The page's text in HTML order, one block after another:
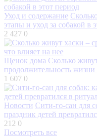
Уход и содержание
этапы и уход за собакой в
2 427 0
Щенок дома Сколько
продолжительность жизни
1 607 0
Новости Сити-го-сан для
праздник детей
212 0
Посмотреть все